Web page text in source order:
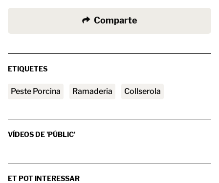
Comparte
ETIQUETES
Peste Porcina ramaderia Collserola
VÍDEOS DE 'PÚBLIC'
ET POT INTERESSAR